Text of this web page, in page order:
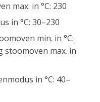
max. in °C: 230
in °C: 30–230
min. in °C:
stoomoven max. in
in °C: 40–